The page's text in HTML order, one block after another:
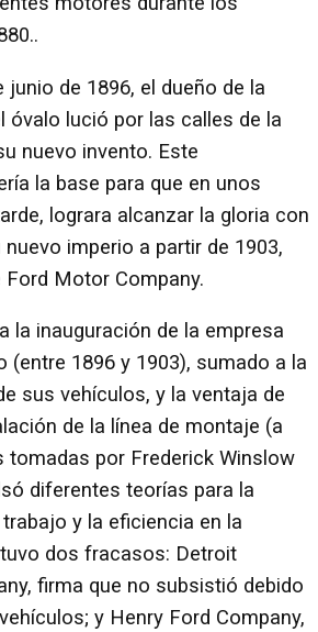
junio de 1896, el dueño de la
óvalo lució por las calles de la
nuevo invento. Este
la base para que en unos
lograra alcanzar la gloria con
imperio a partir de 1903,
Motor Company.
la inauguración de la empresa
(entre 1896 y 1903), sumado a la
sus vehículos, y la ventaja de
de la línea de montaje (a
tomadas por Frederick Winslow
diferentes teorías para la
y la eficiencia en la
dos fracasos: Detroit
firma que no subsistió debido
y Henry Ford Company,